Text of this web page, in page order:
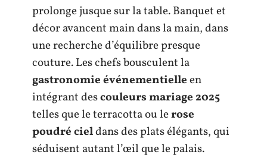
prolonge jusque sur la table. Banquet et
décor avancent main dans la main, dans
une recherche d’équilibre presque
couture. Les chefs bousculent la
gastronomie événementielleen
intégrant descouleurs mariage 2025
telles que le terracotta ou lerose
poudré cieldans des plats élégants, qui
séduisent autant l’œil que le palais.